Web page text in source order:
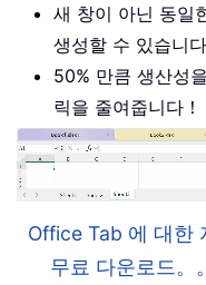
새 창이 아닌 동일
생성할 수 있습니다
50% 만큼 생산성
릭을 줄여줍니다！
Office Tab 에 대한
무료 다운로드。